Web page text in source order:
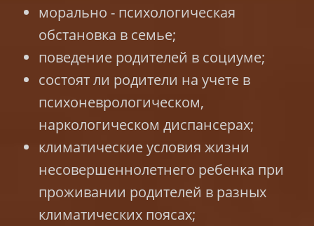
морально - психологическая
обстановка в семье;
поведение родителей в социуме;
состоят ли родители на учете в
психоневрологическом,
наркологическом диспансерах;
климатические условия жизни
несовершеннолетнего ребенка при
проживании родителей в разных
климатических поясах;